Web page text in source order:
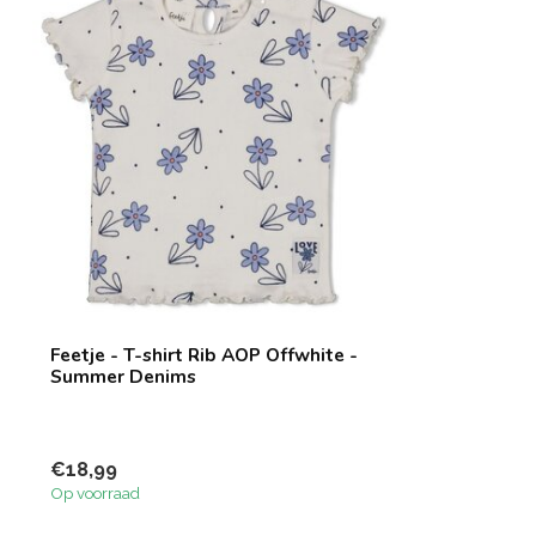
Feetje - T-shirt Rib AOP Offwhite -
Summer Denims
€18,99
Op voorraad